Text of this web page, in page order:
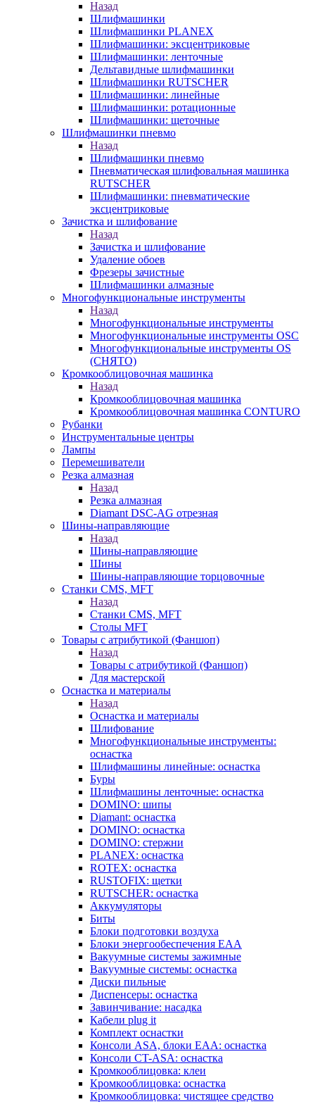
Назад
Шлифмашинки
Шлифмашинки PLANEX
Шлифмашинки: эксцентриковые
Шлифмашинки: ленточные
Дельтавидные шлифмашинки
Шлифмашинки RUTSCHER
Шлифмашинки: линейные
Шлифмашинки: ротационные
Шлифмашинки: щеточные
Шлифмашинки пневмо
Назад
Шлифмашинки пневмо
Пневматическая шлифовальная машинка
RUTSCHER
Шлифмашинки: пневматические
эксцентриковые
Зачистка и шлифование
Назад
Зачистка и шлифование
Удаление обоев
Фрезеры зачистные
Шлифмашинки алмазные
Многофункциональные инструменты
Назад
Многофункциональные инструменты
Многофункциональные инструменты OSC
Многофункциональные инструменты OS
(СНЯТО)
Кромкооблицовочная машинка
Назад
Кромкооблицовочная машинка
Кромкооблицовочная машинка CONTURO
Рубанки
Инструментальные центры
Лампы
Перемешиватели
Резка алмазная
Назад
Резка алмазная
Diamant DSC-AG отрезная
Шины-направляющие
Назад
Шины-направляющие
Шины
Шины-направляющие торцовочные
Станки CMS, MFT
Назад
Станки CMS, MFT
Столы MFT
Товары с атрибутикой (Фаншоп)
Назад
Товары с атрибутикой (Фаншоп)
Для мастерской
Оснастка и материалы
Назад
Оснастка и материалы
Шлифование
Многофункциональные инструменты:
оснастка
Шлифмашины линейные: оснастка
Буры
Шлифмашины ленточные: оснастка
DOMINO: шипы
Diamant: оснастка
DOMINO: оснастка
DOMINO: стержни
PLANEX: оснастка
ROTEX: оснастка
RUSTOFIX: щетки
RUTSCHER: оснастка
Аккумуляторы
Биты
Блоки подготовки воздуха
Блоки энергообеспечения EAA
Вакуумные системы зажимные
Вакуумные системы: оснастка
Диски пильные
Диспенсеры: оснастка
Завинчивание: насадка
Кабели plug it
Комплект оснастки
Консоли ASA, блоки EAA: оснастка
Консоли CT-ASA: оснастка
Кромкооблицовка: клеи
Кромкооблицовка: оснастка
Кромкооблицовка: чистящее средство